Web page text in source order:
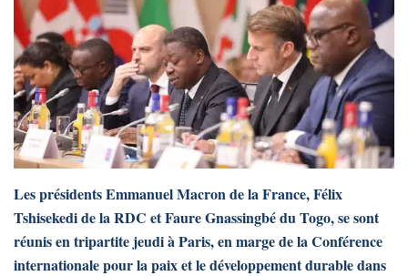
Les présidents Emmanuel Macron de la France, Félix
Tshisekedi de la RDC et Faure Gnassingbé du Togo, se sont
réunis en tripartite jeudi à Paris, en marge de la Conférence
internationale pour la paix et le développement durable dans